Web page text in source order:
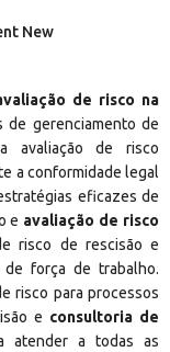
de risco na
de gerenciamento de
avaliação de risco
a conformidade legal
eficazes de
e avaliação de risco
risco de rescisão e
força de trabalho.
risco para processos
e consultoria de
atender a todas as